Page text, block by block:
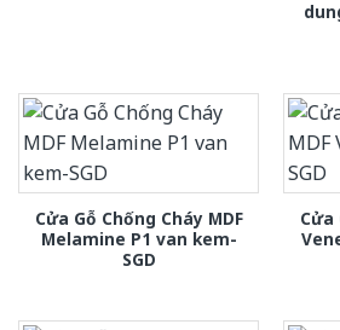
Cửa Gỗ Chống Cháy MDF
Melamine P1 van kem-
SGD
Cửa